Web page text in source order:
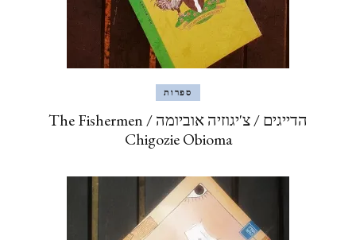
ספרות
הדייגים / צ'יגוזיה אוביומה The Fishermen /
Chigozie Obioma